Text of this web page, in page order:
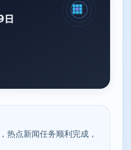
热点新闻任务顺利完成，